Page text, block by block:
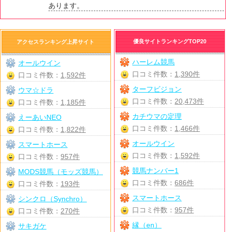
あります。
優良サイトランキングTOP20
ハーレム競馬
口コミ件数： 1,390件
ターフビジョン
口コミ件数： 20,473件
カチウマの定理
口コミ件数： 1,466件
オールウイン
口コミ件数： 1,592件
競馬ナンバー1
口コミ件数：686件
スマートホース
口コミ件数：957件
縁（en）
アクセスランキング上昇サイト
オールウイン
口コミ件数： 1,592件
ウマ☆ドラ
口コミ件数： 1,185件
えーあいNEO
口コミ件数： 1,822件
スマートホース
口コミ件数： 957件
MODS競馬（モッズ競馬）
口コミ件数： 193件
シンクロ（Synchro）
口コミ件数： 270件
サキガケ